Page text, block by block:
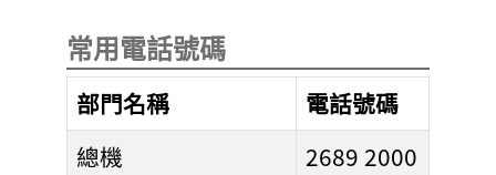
常用電話號碼
部門名稱
電話號碼
總機
2689 2000